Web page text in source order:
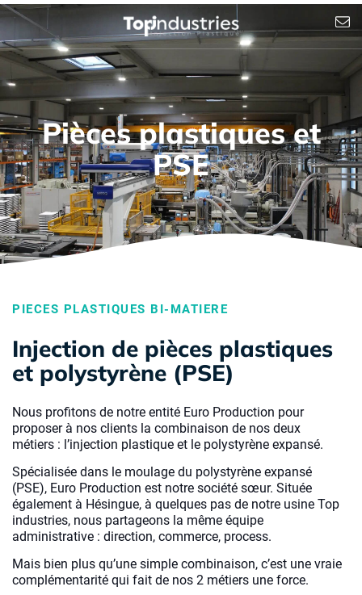
Pièces plastiques et
PSE
PIECES PLASTIQUES BI-MATIERE
Injection de pièces plastiques
et polystyrène (PSE)
Nous profitons de notre entité Euro Production pour
proposer à nos clients la combinaison de nos deux
métiers : l’injection plastique et le polystyrène expansé.
Spécialisée dans le moulage du polystyrène expansé
(PSE), Euro Production est notre société sœur. Située
également à Hésingue, à quelques pas de notre usine Top
industries, nous partageons la même équipe
administrative : direction, commerce, process.
Mais bien plus qu’une simple combinaison, c’est une vraie
complémentarité qui fait de nos 2 métiers une force.